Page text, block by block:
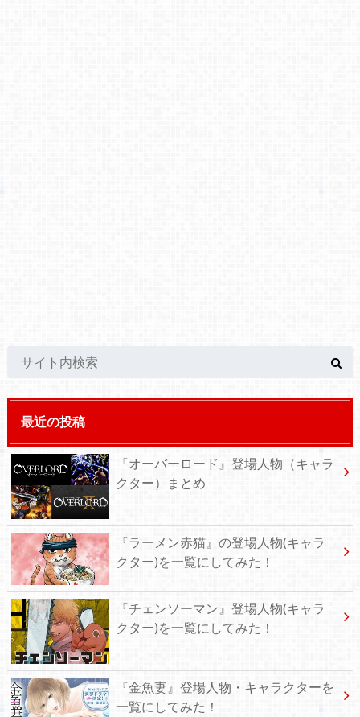
最近の投稿
『オーバーロード』登場人物（キャラ
クター）まとめ
『ラーメン赤猫』の登場人物(キャラ
クター)を一覧にしてみた！
『チェンソーマン』登場人物(キャラ
クター)を一覧にしてみた！
『金魚妻』登場人物・キャラクターを
一覧にしてみた！